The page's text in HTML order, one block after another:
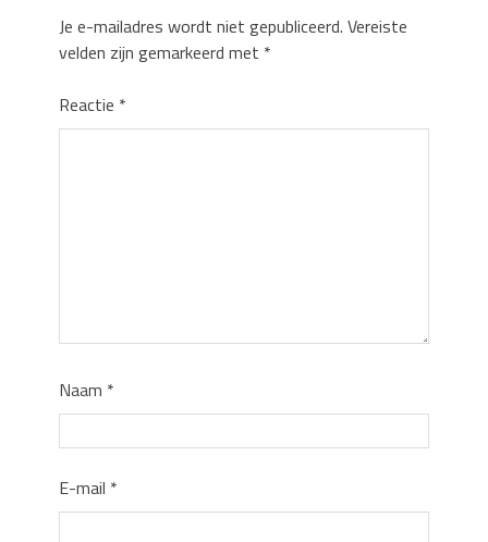
Je e-mailadres wordt niet gepubliceerd. Vereiste
velden zijn gemarkeerd met *
Reactie *
Naam *
E-mail *